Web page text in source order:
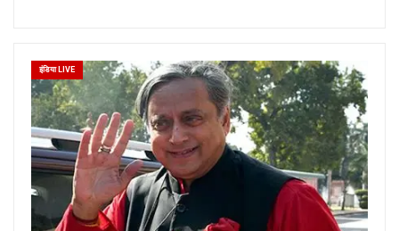
इंडिया LIVE